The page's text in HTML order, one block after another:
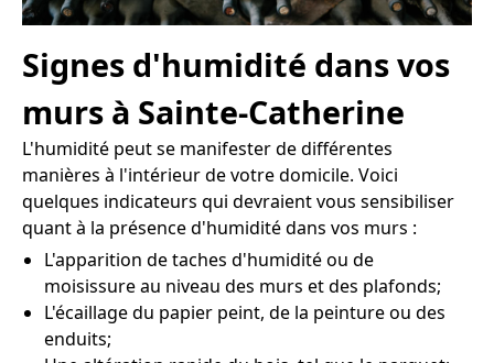
Signes d'humidité dans vos
murs à Sainte-Catherine
L'humidité peut se manifester de différentes
manières à l'intérieur de votre domicile. Voici
quelques indicateurs qui devraient vous sensibiliser
quant à la présence d'humidité dans vos murs :
L'apparition de taches d'humidité ou de
moisissure au niveau des murs et des plafonds;
L'écaillage du papier peint, de la peinture ou des
enduits;